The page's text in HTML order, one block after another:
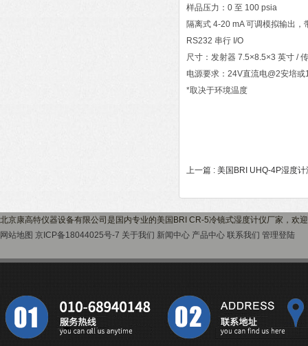
样品压力：0 至 100 psia
隔离式 4-20 mA 可调模拟输出，
RS232 串行 I/O
尺寸：发射器 7.5×8.5×3 英寸 /
电源要求：24V直流电@2安培
*取决于环境温度
上一篇 : 美国BRI UHQ-4P湿度计
北京康高特仪器设备有限公司是国内专业的美国BRI CR-5冷镜式湿度计仪厂家，欢
网站地图 京ICP备18044025号-7 关于我们 新闻中心 产品中心 联系我们 管理登陆